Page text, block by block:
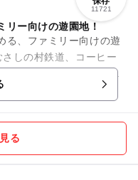
11721
リー向けの遊園地！
る、ファミリー向けの遊
お子様向けの遊園地とな
る